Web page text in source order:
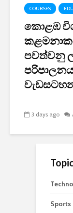
COURSES
කොළඹ
පවත්වනු
3 days ago
Sports